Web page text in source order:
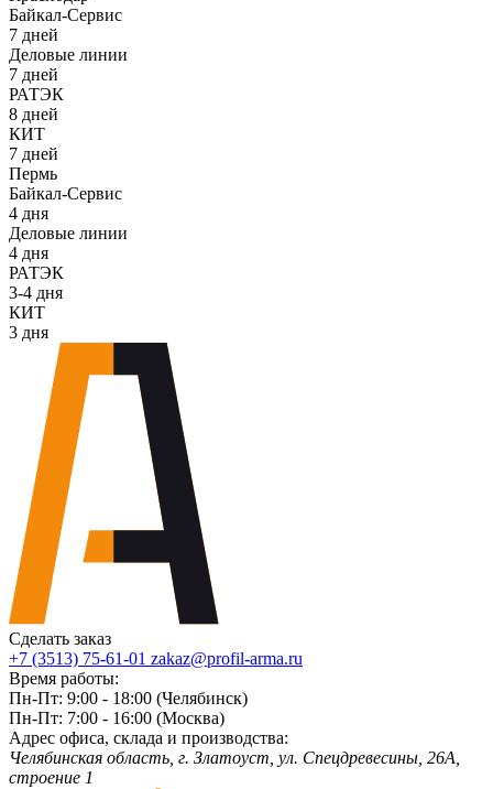
Байкал-Сервис
7 дней
Деловые линии
7 дней
РАТЭК
8 дней
КИТ
7 дней
Пермь
Байкал-Сервис
4 дня
Деловые линии
4 дня
РАТЭК
3-4 дня
КИТ
3 дня
Сделать заказ
+7 (3513) 75-61-01 zakaz@profil-arma.ru
Время работы:
Пн-Пт: 9:00 - 18:00 (Челябинск)
Пн-Пт: 7:00 - 16:00 (Москва)
Адрес офиса, склада и производства:
Челябинская область, г. Злaтoycт, ул. Спецдревесины, 26А,
строение 1